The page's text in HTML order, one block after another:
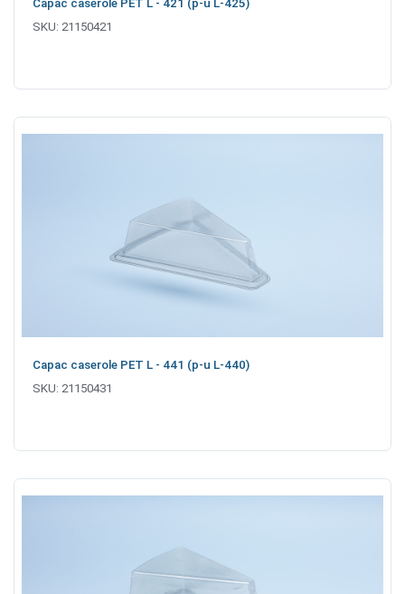
Capac caserole PET L - 421 (p-u L-425)
SKU: 21150421
Capac caserole PET L - 441 (p-u L-440)
SKU: 21150431